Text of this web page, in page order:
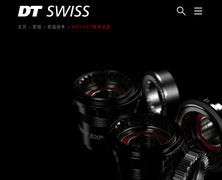
主页 轮组 轮组技术 RATCHET技术总览